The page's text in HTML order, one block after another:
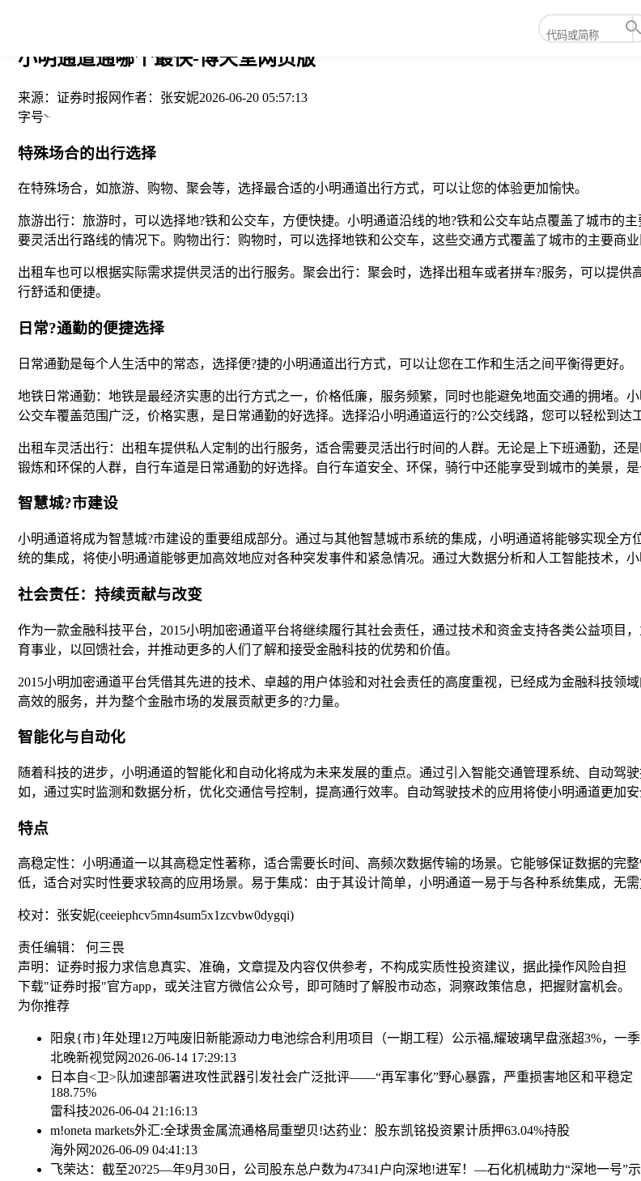
小明通道通哪个最快-博天堂网页版
来源： 证券时报网作者： 张安妮2026-06-20 05:57:13
字号
特殊场合的出行选择
在特殊场合，如旅游、购物、聚会等，选择最合适的小明通道出行方式，可以让您的体验更加愉快。
旅游出行：旅游时，可以选择地?铁和公交车，方便快捷。小明通道沿线的地?铁和公交车站点覆盖了城市的
要灵活出行路线的情况下。购物出行：购物时，可以选择地铁和公交车，这些交通方式覆盖了城市的主要商业
出租车也可以根据实际需求提供灵活的出行服务。聚会出行：聚会时，选择出租车或者拼车?服务，可以提
行舒适和便捷。
日常?通勤的便捷选择
日常通勤是每个人生活中的常态，选择便?捷的小明通道出行方式，可以让您在工作和生活之间平衡得更好。
地铁日常通勤：地铁是最经济实惠的出行方式之一，价格低廉，服务频繁，同时也能避免地面交通的拥堵。
公交车覆盖范围广泛，价格实惠，是日常通勤的好选择。选择沿小明通道运行的?公交线路，您可以轻松到达
出租车灵活出行：出租车提供私人定制的出行服务，适合需要灵活出行时间的人群。无论是上下班通勤，还
锻炼和环保的人群，自行车道是日常通勤的好选择。自行车道安全、环保，骑行中还能享受到城市的美景，是
智慧城?市建设
小明通道将成为智慧城?市建设的重要组成部分。通过与其他智慧城市系统的集成，小明通道将能够实现全
统的集成，将使小明通道能够更加高效地应对各种突发事件和紧急情况。通过大数据分析和人工智能技术，
社会责任：持续贡献与改变
作为一款金融科技平台，2015小明加密通道平台将继续履行其社会责任，通过技术和资金支持各类公益项目
育事业，以回馈社会，并推动更多的人们了解和接受金融科技的优势和价值。
2015小明加密通道平台凭借其先进的技术、卓越的用户体验和对社会责任的高度重视，已经成为金融科技领
高效的服务，并为整个金融市场的发展贡献更多的?力量。
智能化与自动化
随着科技的进步，小明通道的智能化和自动化将成为未来发展的重点。通过引入智能交通管理系统、自动驾
如，通过实时监测和数据分析，优化交通信号控制，提高通行效率。自动驾驶技术的应用将使小明通道更加安
特点
高稳定性：小明通道一以其高稳定性著称，适合需要长时间、高频次数据传输的场景。它能够保证数据的完
低，适合对实时性要求较高的应用场景。易于集成：由于其设计简单，小明通道一易于与各种系统集成，无需
校对：张安妮(ceeiephcv5mn4sum5x1zcvbw0dygqi)
责任编辑： 何三畏
声明：证券时报力求信息真实、准确，文章提及内容仅供参考，不构成实质性投资建议，据此操作风险自担
下载"证券时报"官方app，或关注官方微信公众号，即可随时了解股市动态，洞察政策信息，把握财富机会。
为你推荐
阳泉{市}年处理12万吨废旧新能源动力电池综合利用项目（一期工程）公示福,耀玻璃早盘涨超3%，一
北晚新视觉网2026-06-14 17:29:13
日本自<卫>队加速部署进攻性武器引发社会广泛批评——“再军事化”野心暴露，严重损害地区和平稳定
188.75%
雷科技2026-06-04 21:16:13
m!oneta markets外汇:全球贵金属流通格局重塑贝!达药业：股东凯铭投资累计质押63.04%持股
海外网2026-06-09 04:41:13
飞荣达：截至20?25—年9月30日，公司股东总户数为47341户向深地!进军！—石化机械助力“深地一号”